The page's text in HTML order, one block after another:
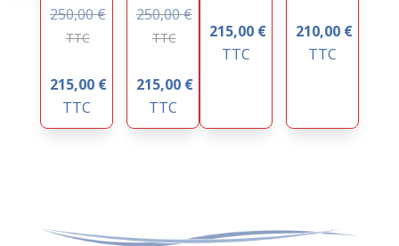
250,00€
TTC
215,00 €
TTC
250,00€
TTC
215,00 €
TTC
215,00 €
TTC
210,00 €
TTC